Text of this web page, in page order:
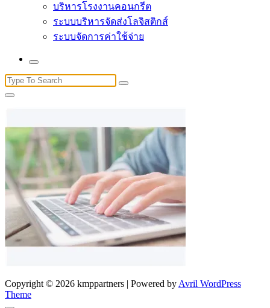
บริหารโรงงานคอนกรีต
ระบบบริหารจัดส่งโลจิสติกส์
ระบบจัดการค่าใช้จ่าย
Search
for:
Copyright © 2026 kmppartners | Powered by Avril WordPress
Theme